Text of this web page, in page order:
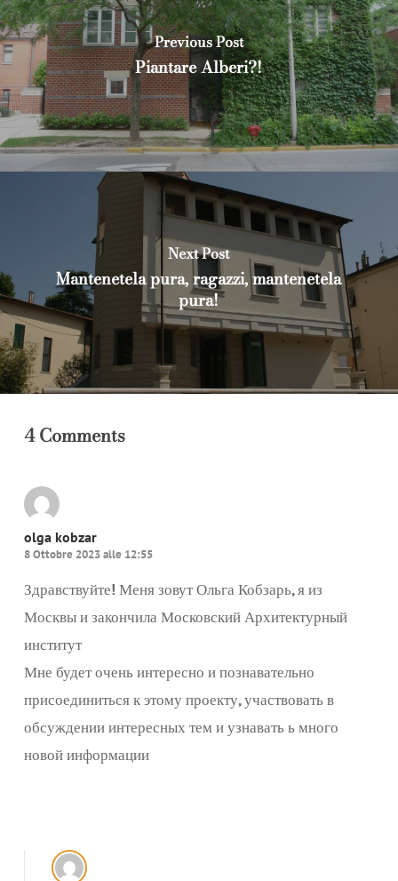
Previous Post
Piantare Alberi?!
Next Post
Mantenetela pura, ragazzi, mantenetela
pura!
4 Comments
olga kobzar
8 Ottobre 2023 alle 12:55
Здравствуйте! Меня зовут Ольга Кобзарь, я из
Москвы и закончила Московский Архитектурный
институт
Мне будет очень интересно и познавательно
присоединиться к этому проекту, участвовать в
обсуждении интересных тем и узнавать ь много
новой информации